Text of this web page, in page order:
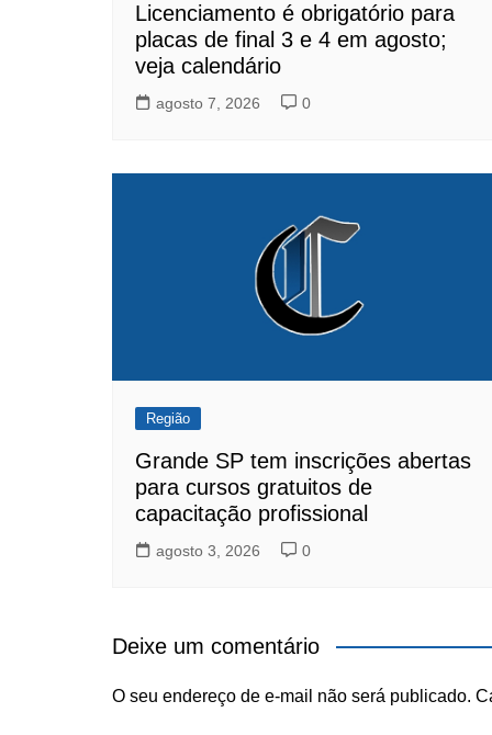
Licenciamento é obrigatório para
placas de final 3 e 4 em agosto;
veja calendário
agosto 7, 2026 0
Região
Grande SP tem inscrições abertas
para cursos gratuitos de
capacitação profissional
agosto 3, 2026 0
Deixe um comentário
O seu endereço de e-mail não será publicado.